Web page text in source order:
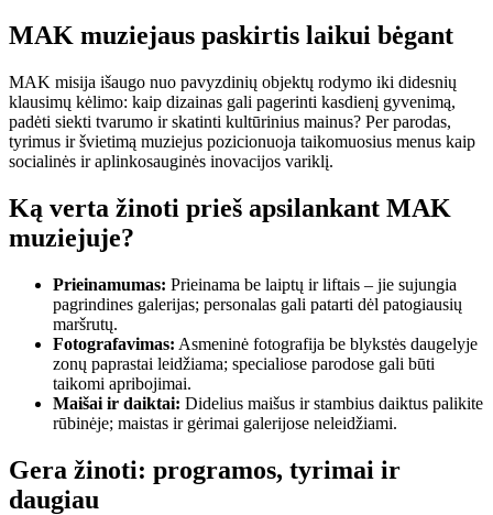
MAK muziejaus paskirtis laikui bėgant
MAK misija išaugo nuo pavyzdinių objektų rodymo iki didesnių
klausimų kėlimo: kaip dizainas gali pagerinti kasdienį gyvenimą,
padėti siekti tvarumo ir skatinti kultūrinius mainus? Per parodas,
tyrimus ir švietimą muziejus pozicionuoja taikomuosius menus kaip
socialinės ir aplinkosauginės inovacijos variklį.
Ką verta žinoti prieš apsilankant MAK
muziejuje?
Prieinamumas: Prieinama be laiptų ir liftais – jie sujungia
pagrindines galerijas; personalas gali patarti dėl patogiausių
maršrutų.
Fotografavimas: Asmeninė fotografija be blykstės daugelyje
zonų paprastai leidžiama; specialiose parodose gali būti
taikomi apribojimai.
Maišai ir daiktai: Didelius maišus ir stambius daiktus palikite
rūbinėje; maistas ir gėrimai galerijose neleidžiami.
Gera žinoti: programos, tyrimai ir
daugiau